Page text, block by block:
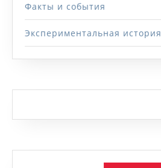
Факты и события
Экспериментальная история